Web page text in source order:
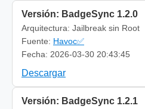
Versión: BadgeSync 1.2.0
Arquitectura: Jailbreak sin Root
Fuente: Havoc✅
Fecha: 2026-03-30 20:43:45
Descargar
Versión: BadgeSync 1.2.1